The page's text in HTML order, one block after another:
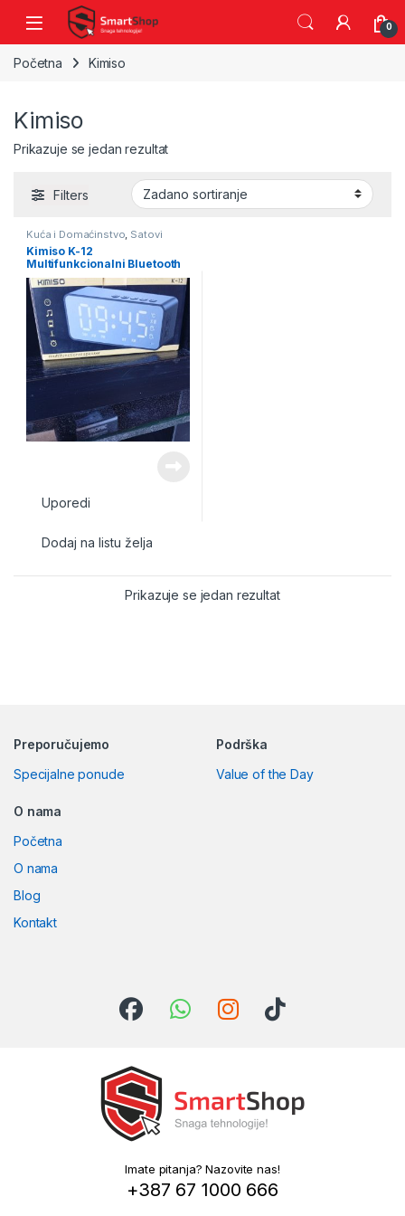
Skip to navigation
Skip to content
0
Početna Kimiso
Kimiso
Prikazuje se jedan rezultat
Filters
Kuća i Domaćinstvo, Satovi
Kimiso K-12
Multifunkcionalni Bluetooth
sat – zvučnik
Uporedi
Dodaj na listu želja
Prikazuje se jedan rezultat
Preporučujemo
Specijalne ponude
Podrška
Value of the Day
O nama
Početna
O nama
Blog
Kontakt
Imate pitanja? Nazovite nas!
+387 67 1000 666